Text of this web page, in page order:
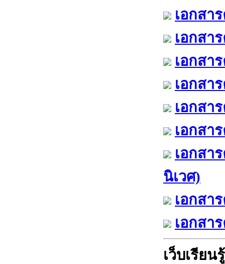
เอกสา
เอกสา
เอกสา
เอกสา
เอกสา
เอกสา
เอกสา
นิเวศ)
เอกสา
เอกสา
เว็บเรียนรู้